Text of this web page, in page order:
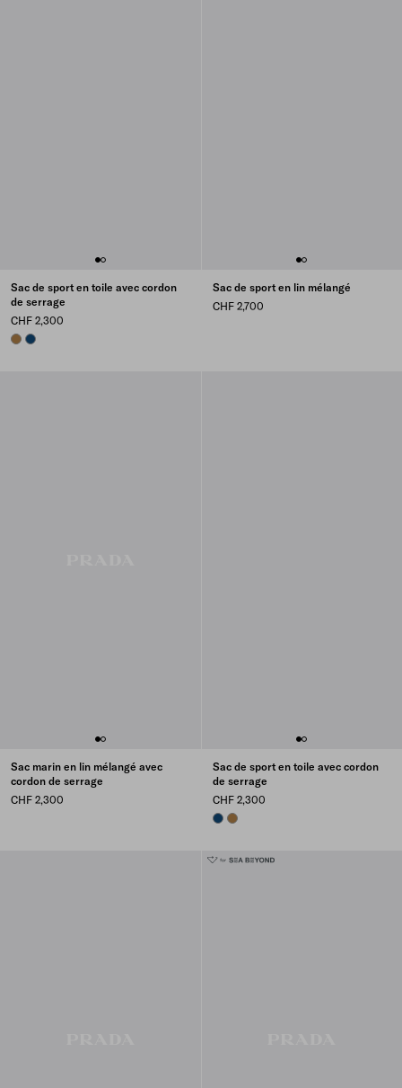
Sac de sport en toile avec cordon
de serrage
CHF 2,300
TABACCO
BALTIC BLUE
Sac de sport en lin mélangé
CHF 2,700
Sac marin en lin mélangé avec
cordon de serrage
CHF 2,300
Sac de sport en toile avec cordon
de serrage
CHF 2,300
BALTIC BLUE
TABACCO